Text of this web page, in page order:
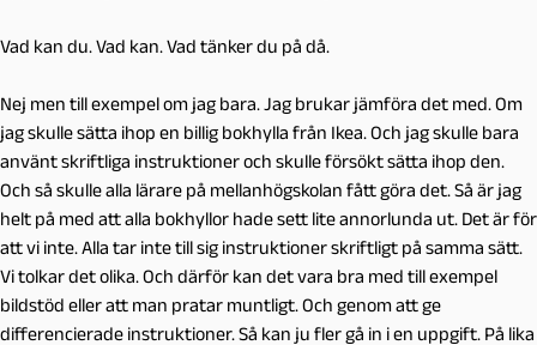
Vad kan du. Vad kan. Vad tänker du på då.
Nej men till exempel om jag bara. Jag brukar jämföra det med. Om
jag skulle sätta ihop en billig bokhylla från Ikea. Och jag skulle bara
använt skriftliga instruktioner och skulle försökt sätta ihop den.
Och så skulle alla lärare på mellanhögskolan fått göra det. Så är jag
helt på med att alla bokhyllor hade sett lite annorlunda ut. Det är för
att vi inte. Alla tar inte till sig instruktioner skriftligt på samma sätt.
Vi tolkar det olika. Och därför kan det vara bra med till exempel
bildstöd eller att man pratar muntligt. Och genom att ge
differencierade instruktioner. Så kan ju fler gå in i en uppgift. På lika